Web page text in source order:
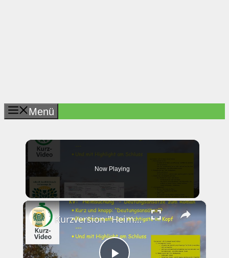
Menü
Now Playing
×
Kurzversion "Heimsuchung" - Deutungsansätze des Romans - mit "Super-Statement" am Schluss